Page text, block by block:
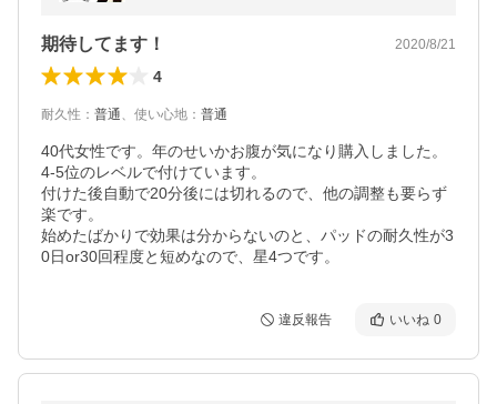
期待してます！ 2020/8/21
4
耐久性 ： 普通、 使い心地 ： 普通
40代女性です。年のせいかお腹が気になり購入しました。
4-5位のレベルで付けています。
付けた後自動で20分後には切れるので、他の調整も要らず
楽です。
始めたばかりで効果は分からないのと、パッドの耐久性が3
0日or30回程度と短めなので、星4つです。
違反報告 いいね 0